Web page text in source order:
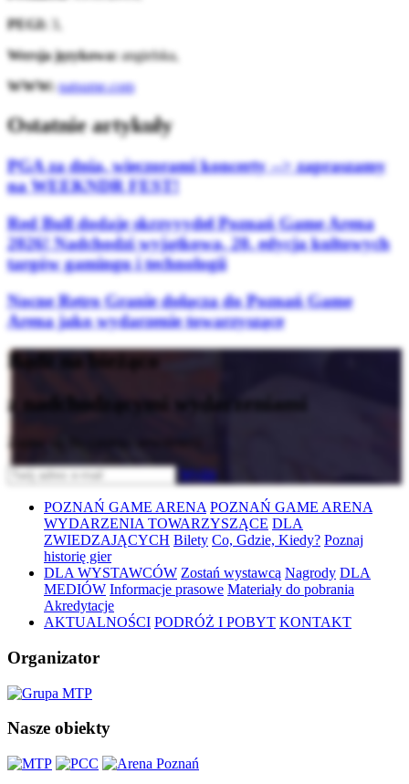
PEGI: 3,
Wersja językowa: angielska,
WWW:natsume.com
Ostatnie artykuły
PGA za dnia, wieczorami koncerty --> zapraszamy
na WEEKNDR FEST!
Red Bull dodaje skrzyyydeł Poznań Game Arena
2026! Nadchodzi wyjątkowa, 20. edycja kultowych
targów gamingu i technologii
Nocne Retro Granie dołącza do Poznań Game
Arena jako wydarzenie towarzyszące
Bądź na bieżąco
z nadchodzącymi wydarzeniami
Wyślij
POZNAŃ GAME ARENA POZNAŃ GAME ARENA
WYDARZENIA TOWARZYSZĄCE DLA
ZWIEDZAJĄCYCH Bilety Co, Gdzie, Kiedy? Poznaj
historię gier
DLA WYSTAWCÓW Zostań wystawcą Nagrody DLA
MEDIÓW Informacje prasowe Materiały do pobrania
Akredytacje
AKTUALNOŚCI PODRÓŻ I POBYT KONTAKT
Organizator
Nasze obiekty